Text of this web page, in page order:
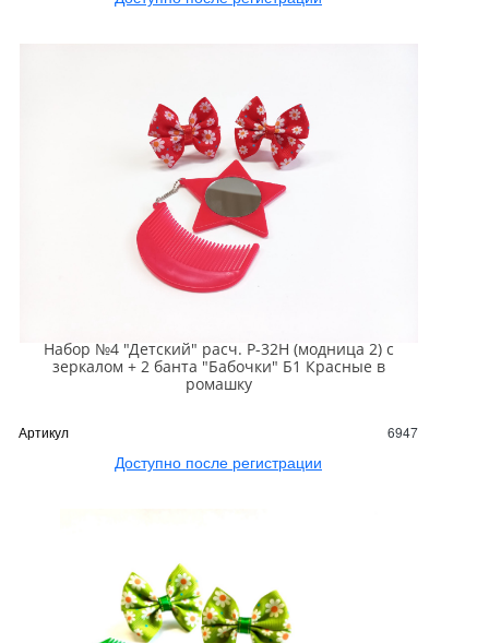
Набор №4 "Детский" расч. Р-32Н (модница 2) с
зеркалом + 2 банта "Бабочки" Б1 Красные в
ромашку
Артикул 6947
Доступно после регистрации